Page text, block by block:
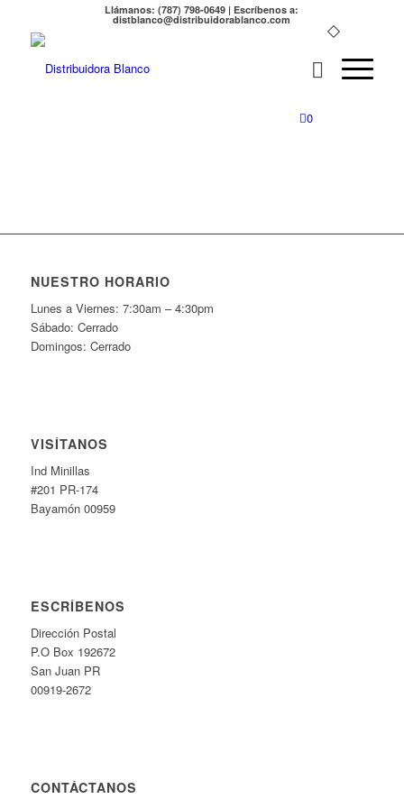
Llámanos: (787) 798-0649 | Escríbenos a:
distblanco@distribuidorablanco.com
0
NUESTRO HORARIO
Lunes a Viernes: 7:30am – 4:30pm
Sábado: Cerrado
Domingos: Cerrado
VISÍTANOS
Ind Minillas
#201 PR-174
Bayamón 00959
ESCRÍBENOS
Dirección Postal
P.O Box 192672
San Juan PR
00919-2672
CONTÁCTANOS